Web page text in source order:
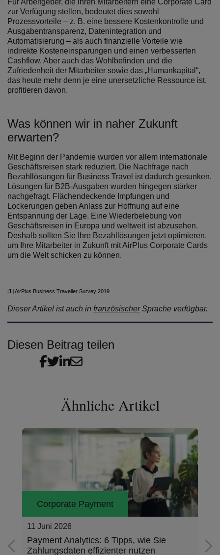
Für Arbeitgeber, die ihren Mitarbeitern eine Corporate Card
zur Verfügung stellen, bedeutet dies sowohl
Prozessvorteile – z. B. eine bessere Kostenkontrolle und
Ausgabentransparenz, Datenintegration und
Automatisierung – als auch finanzielle Vorteile wie
indirekte Kosteneinsparungen und einen verbesserten
Cashflow. Aber auch das Wohlbefinden und die
Zufriedenheit der Mitarbeiter sowie das „Humankapital“,
das heute mehr denn je eine unersetzliche Ressource ist,
profitieren davon.
Was können wir in naher Zukunft
erwarten?
Mit Beginn der Pandemie wurden vor allem internationale
Geschäftsreisen stark reduziert. Die Nachfrage nach
Bezahllösungen für Business Travel ist dadurch gesunken.
Lösungen für B2B-Ausgaben wurden hingegen stärker
nachgefragt. Flächendeckende Impfungen und
Lockerungen geben Anlass zur Hoffnung auf eine
Entspannung der Lage. Eine Wiederbelebung von
Geschäftsreisen in Europa und weltweit ist abzusehen.
Deshalb sollten Sie Ihre Bezahllösungen jetzt optimieren,
um Ihre Mitarbeiter in Zukunft mit AirPlus Corporate Cards
um die Welt schicken zu können.
[1] AirPlus Business Traveller Survey 2019
Dieser Artikel ist auch in französischerSprache verfügbar.
Diesen Beitrag teilen
Ähnliche Artikel
Corporate Payment
11 Juni 2026
Payment Analytics: 6 Tipps, wie Sie
Zahlungsdaten effizienter nutzen